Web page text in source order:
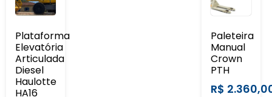
Plataforma
Elevatória
Articulada
Diesel
Haulotte
HA16
Paleteira
Manual
Crown
PTH
R$